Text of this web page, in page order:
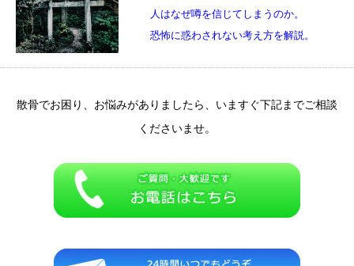
人はなぜ噂を信じてしまうのか。
恐怖に惑わされない考え方を解説。
散骨でお困り、お悩みがありましたら、いますぐ下記までご相談
くださいませ。